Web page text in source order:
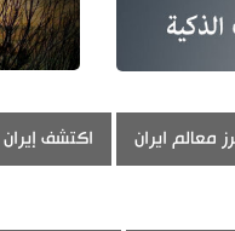
معالم ايران اكتشف إيران